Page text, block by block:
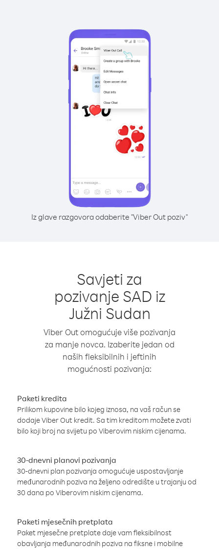
Iz glave razgovora odaberite "Viber Out poziv"
Savjeti za
pozivanje SAD iz
Južni Sudan
Viber Out omogućuje više pozivanja
za manje novca. Izaberite jedan od
naših fleksibilnih i jeftinih
mogućnosti pozivanja:
Paketi kredita
Prilikom kupovine bilo kojeg iznosa, na vaš račun se
dodaje Viber Out kredit. Sa tim kreditom možete zvati
bilo koji broj na svijetu po Viberovim niskim cijenama.
30-dnevni planovi pozivanja
30-dnevni plan pozivanja omogućuje uspostavljanje
međunarodnih poziva na željeno odredište u trajanju od
30 dana po Viberovim niskim cijenama.
Paketi mjesečnih pretplata
Paket mjesečne pretplate daje vam fleksibilnost
obavljanja međunarodnih poziva na fiksne i mobilne